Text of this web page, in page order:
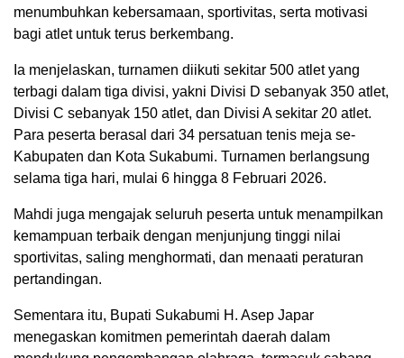
menumbuhkan kebersamaan, sportivitas, serta motivasi
bagi atlet untuk terus berkembang.
Ia menjelaskan, turnamen diikuti sekitar 500 atlet yang
terbagi dalam tiga divisi, yakni Divisi D sebanyak 350 atlet,
Divisi C sebanyak 150 atlet, dan Divisi A sekitar 20 atlet.
Para peserta berasal dari 34 persatuan tenis meja se-
Kabupaten dan Kota Sukabumi. Turnamen berlangsung
selama tiga hari, mulai 6 hingga 8 Februari 2026.
Mahdi juga mengajak seluruh peserta untuk menampilkan
kemampuan terbaik dengan menjunjung tinggi nilai
sportivitas, saling menghormati, dan menaati peraturan
pertandingan.
Sementara itu, Bupati Sukabumi H. Asep Japar
menegaskan komitmen pemerintah daerah dalam